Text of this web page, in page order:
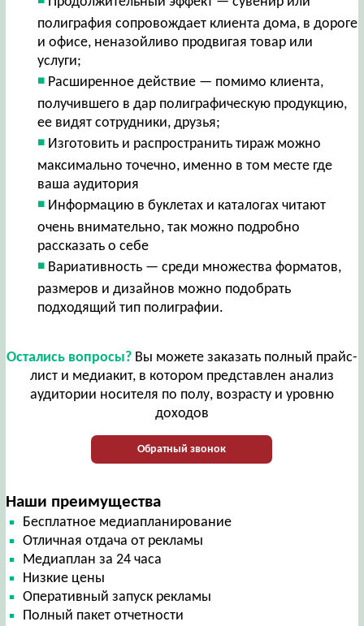
полиграфия сопровождает клиента дома, в дороге
и офисе, неназойливо продвигая товар или
услуги;
Расширенное действие — помимо клиента,
получившего в дар полиграфическую продукцию,
ее видят сотрудники, друзья;
Изготовить и распространить тираж можно
максимально точечно, именно в том месте где
ваша аудитория
Информацию в буклетах и каталогах читают
очень внимательно, так можно подробно
рассказать о себе
Вариативность — среди множества форматов,
размеров и дизайнов можно подобрать
подходящий тип полиграфии.
Остались вопросы?Вы можете заказать полный прайс-
лист и медиакит, в котором представлен анализ
аудитории носителя по полу, возрасту и уровню
доходов
Обратный звонок
Наши преимущества
Бесплатное медиапланирование
Отличная отдача от рекламы
Медиаплан за 24 часа
Низкие цены
Оперативный запуск рекламы
Полный пакет отчетности